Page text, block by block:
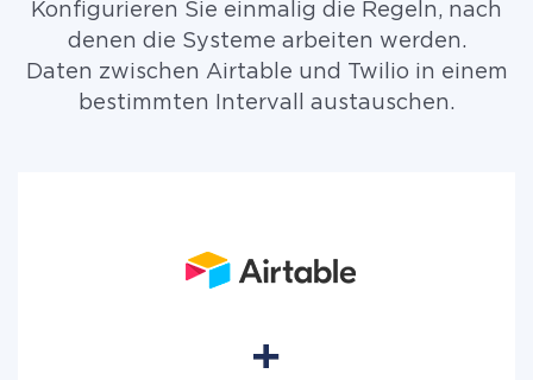
Konfigurieren Sie einmalig die Regeln, nach
denen die Systeme arbeiten werden.
Daten zwischen Airtable und Twilio in einem
bestimmten Intervall austauschen.